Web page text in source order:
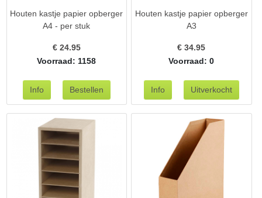
Houten kastje papier opberger
A4 - per stuk
€ 24.95
Voorraad: 1158
Houten kastje papier opberger
A3
€34.95
Voorraad: 0